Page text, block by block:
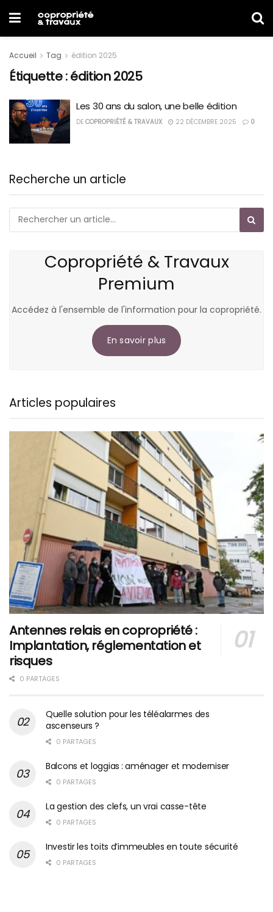
Accueil Tag édition 2025
Étiquette :édition 2025
Les 30 ans du salon, une belle édition
DE COPROPRIÉTÉ & TRAVAUX 22 DÉCEMBRE 2025 0
Recherche un article
Copropriété & Travaux
Premium
Accédez à l'ensemble de l'information pour la copropriété.
En savoir plus
Articles populaires
Antennes relais en copropriété :
Implantation, réglementation et
risques
0 PARTAGES
Quelle solution pour les téléalarmes des
ascenseurs ?
0 PARTAGES
Balcons et loggias : aménager et moderniser
0 PARTAGES
La gestion des clefs, un vrai casse-tête
0 PARTAGES
Investir les toits d’immeubles en toute sécurité
0 PARTAGES